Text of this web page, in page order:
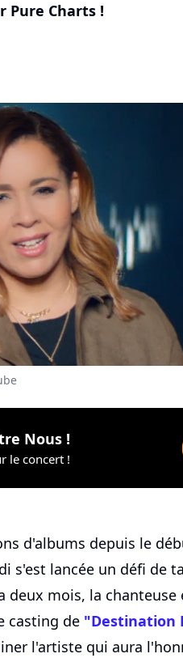
Pure Charts !
Nous !
le concert !
d'albums depuis le
s'est lancée un défi de
deux mois, la chanteuse
casting de "Destination
l'artiste qui aura